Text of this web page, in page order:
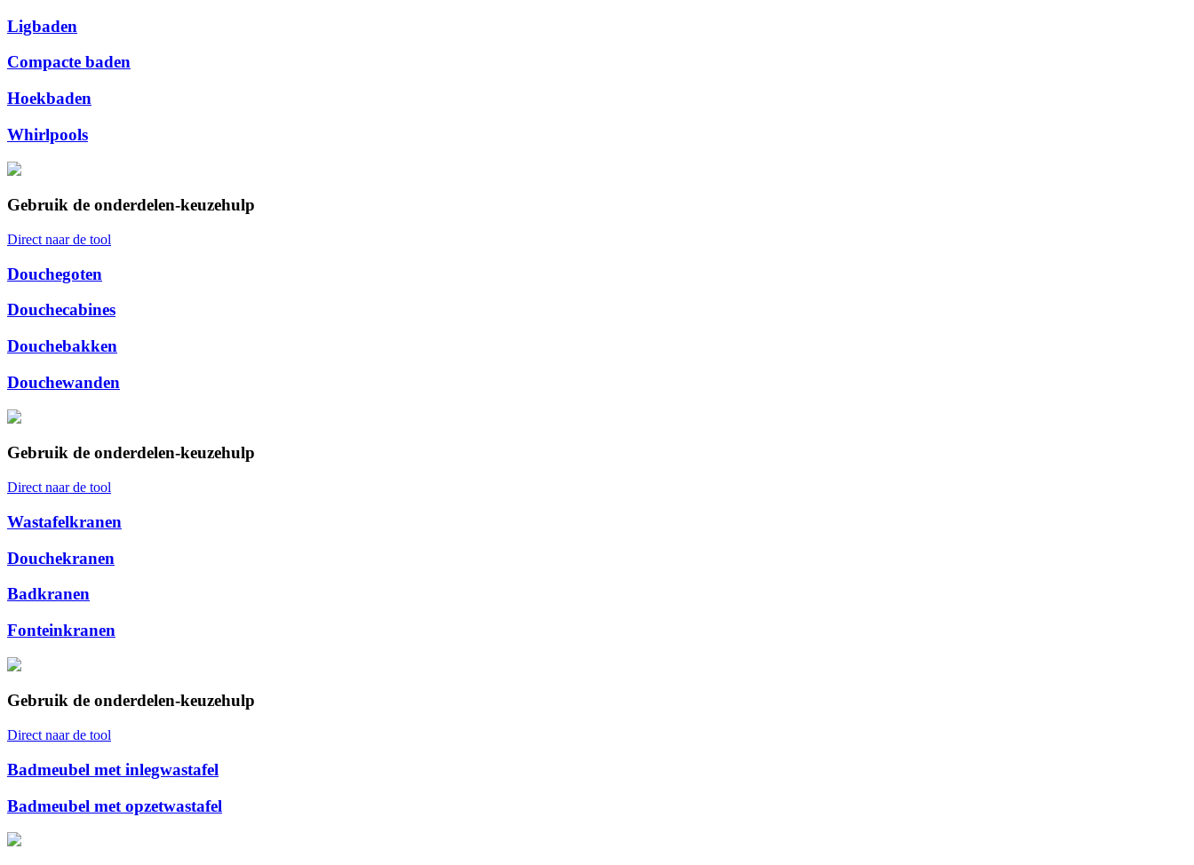
Ligbaden
Compacte baden
Hoekbaden
Whirlpools
Gebruik de onderdelen-keuzehulp
Direct naar de tool
Douchegoten
Douchecabines
Douchebakken
Douchewanden
Gebruik de onderdelen-keuzehulp
Direct naar de tool
Wastafelkranen
Douchekranen
Badkranen
Fonteinkranen
Gebruik de onderdelen-keuzehulp
Direct naar de tool
Badmeubel met inlegwastafel
Badmeubel met opzetwastafel